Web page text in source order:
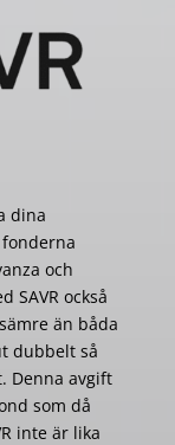
dina
och
SAVR också
än båda
dubbelt så
Denna avgift
som då
inte är lika